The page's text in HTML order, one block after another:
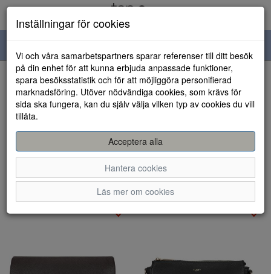
navigation
Visa filter
Väskor - Axelremsväskor
(26 artiklar)
Inställningar för cookies
Vi och våra samarbetspartners sparar referenser till ditt besök
på din enhet för att kunna erbjuda anpassade funktioner,
spara besöksstatistik och för att möjliggöra personifierad
marknadsföring. Utöver nödvändiga cookies, som krävs för
sida ska fungera, kan du själv välja vilken typ av cookies du vill
tillåta.
Acceptera alla
Hantera cookies
Läs mer om cookies